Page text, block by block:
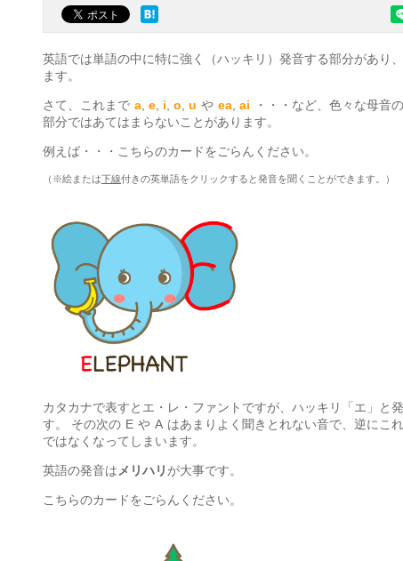
英語では単語の中に特に強く（ハッキリ）発音する部分があり
ます。
さて、これまで a e i o u や ea ai
・・・など、色々な母音
部分ではあてはまらないことがあります。
例えば・・・こちらのカードをごらんください。
（※絵または下線付きの英単語をクリックすると発音を聞くことができます。）
カタカナで表すとエ・レ・ファントですが、ハッキリ「エ」と
す。 その次の E や A はあまりよく聞きとれない音で、逆にこ
ではなくなってしまいます。
英語の発音は メリハリ が大事です。
こちらのカードをごらんください。